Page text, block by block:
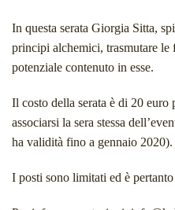
In questa serata Giorgia Sitta,
principi alchemici, trasmutare le
potenziale contenuto in esse.
Il costo della serata è di 20
associarsi la sera stessa
ha validità fino a gennaio 2020).
I posti sono limitati ed è